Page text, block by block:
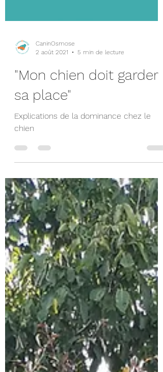
2 août 2021
5 min de lecture
"Mon chien doit garder
sa place"
chien